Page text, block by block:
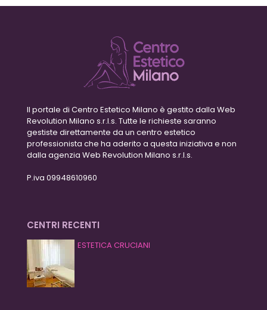
Il portale di Centro Estetico Milano è gestito dalla Web
Revolution Milano s.r.l.s. Tutte le richieste saranno
gestiste direttamente da un centro estetico
professionista che ha aderito a questa iniziativa e non
dalla agenzia Web Revolution Milano s.r.l.s.
P.iva 09948610960
CENTRI RECENTI
ESTETICA CRUCIANI